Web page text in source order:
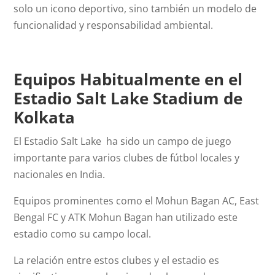
solo un icono deportivo, sino también un modelo de
funcionalidad y responsabilidad ambiental.
Equipos Habitualmente en el
Estadio Salt Lake Stadium de
Kolkata
El Estadio Salt Lake ha sido un campo de juego
importante para varios clubes de fútbol locales y
nacionales en India.
Equipos prominentes como el Mohun Bagan AC, East
Bengal FC y ATK Mohun Bagan han utilizado este
estadio como su campo local.
La relación entre estos clubes y el estadio es